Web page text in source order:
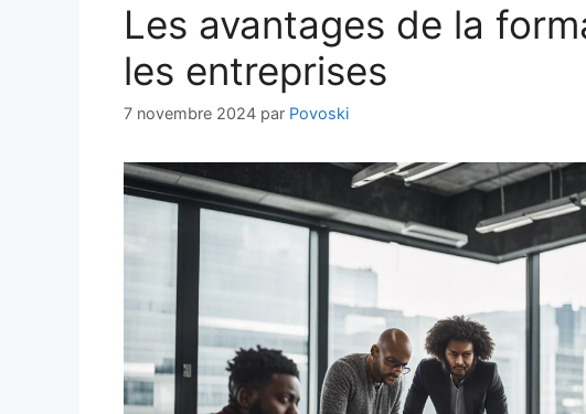
Les avantages de la
les entreprises
7 novembre 2024 par Povoski